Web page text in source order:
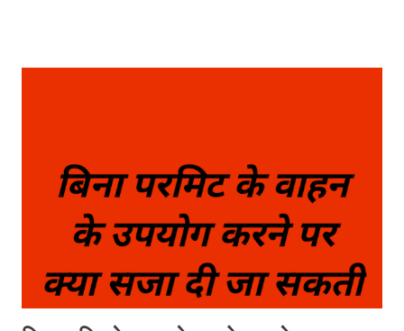
to be placed or installed in a public place. (ख) राज्य सरकार या
राज्य सरकार द्वारा इन निमित्त प्राधिकृत कोई प्राधिकारी राजपत्र में अधिसूचना द्वारा
या अनुसूची के भाग क में निर्दिष्ट समुचित यातायात चिह्न क...